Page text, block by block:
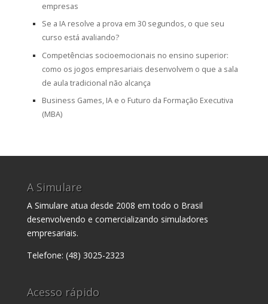
empresas
Se a IA resolve a prova em 30 segundos, o que seu
curso está avaliando?
Competências socioemocionais no ensino superior:
como os jogos empresariais desenvolvem o que a sala
de aula tradicional não alcança
Business Games, IA e o Futuro da Formação Executiva
(MBA)
A Simulare
A Simulare atua desde 2008 em todo o Brasil
desenvolvendo e comercializando simuladores
empresariais.
Telefone: (48) 3025-2323
Acesso rápido